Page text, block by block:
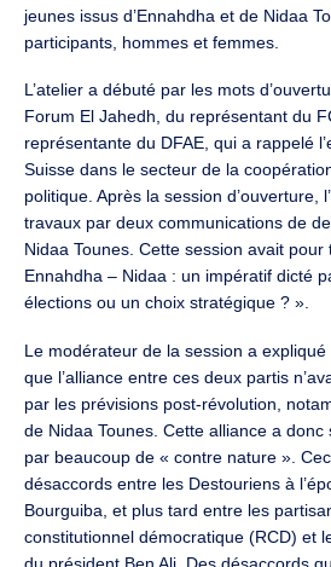
jeunes issus d’Ennahdha et de Nidaa
participants, hommes et femmes.
L’atelier a débuté par les mots
Forum El Jahedh, du représentant du
représentante du DFAE, qui a rappelé
Suisse dans le secteur de la
politique. Après la session d’ouverture,
travaux par deux communications de
Nidaa Tounes. Cette session avait pour
Ennahdha – Nidaa : un impératif dicté
élections ou un choix stratégique ? ».
Le modérateur de la session a
que l’alliance entre ces deux partis
par les prévisions post-révolution,
de Nidaa Tounes. Cette alliance a
par beaucoup de « contre nature ».
désaccords entre les Destouriens à
Bourguiba, et plus tard entre les
constitutionnel démocratique (RCD) et
du président Ben Ali. Des désaccords